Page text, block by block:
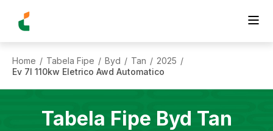
Home / Tabela Fipe / Byd / Tan / 2025 /
Ev 7l 110kw Eletrico Awd Automatico
Tabela Fipe Byd Tan